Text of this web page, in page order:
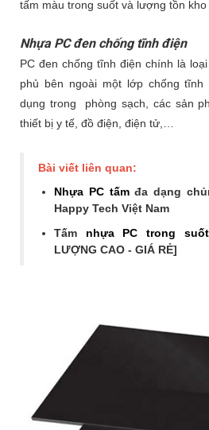
tấm màu trong suốt và lượng tồn kho
Nhựa PC đen chống tĩnh điện
PC đen chống tĩnh điện chính là
phủ bên ngoài một lớp chống
dụng trong phòng sạch, các sản
thiết bị y tế, đồ điện, điện tử,…
Bài viết liên quan:
Nhựa PC tấmđa dạng
Happy Tech Việt Nam
Tấm nhựa PC trong suốt
LƯỢNG CAO - GIÁ RẺ]